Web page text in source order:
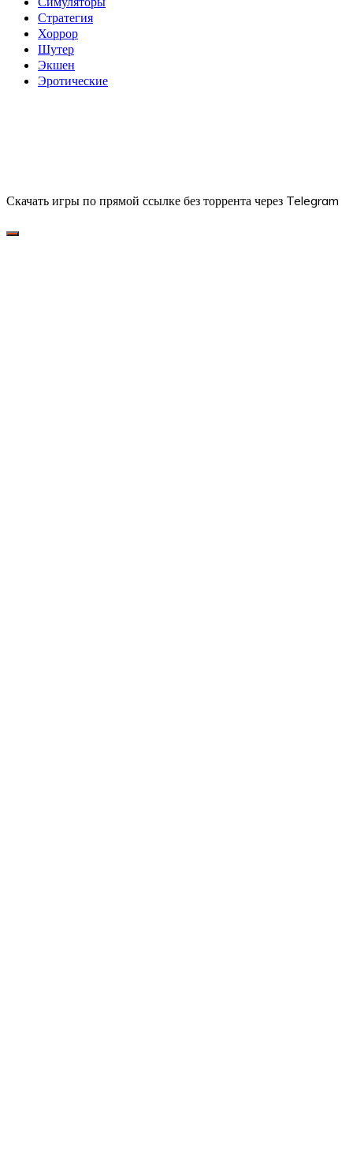
Стратегия
Хоррор
Шутер
Экшен
Эротические
Скачать игры по прямой ссылке без торрента через Telegram